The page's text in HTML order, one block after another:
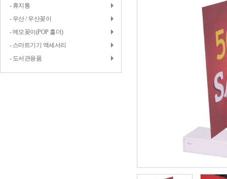
- 휴지통
- 우산 / 우산꽂이
- 메모꽂이(POP 홀더)
- 스마트기기 액세서리
- 도서관용품